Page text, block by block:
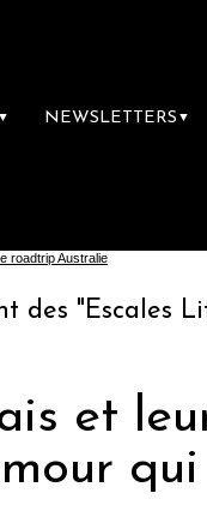
▼ NEWSLETTERS ▼
et
qui